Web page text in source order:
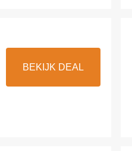
BEKIJK DEAL